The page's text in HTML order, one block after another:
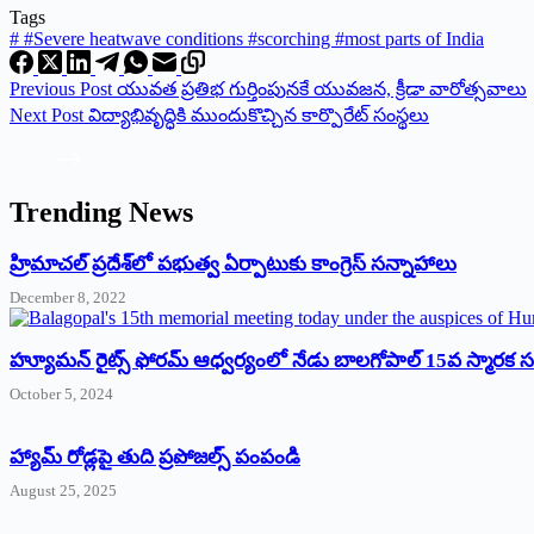
Tags
# #Severe heatwave conditions #scorching #most parts of India
Previous Post యువత ప్రతిభ గుర్తింపునకే యువజన, క్రీడా వారోత్సవాలు
Next Post విద్యాభివృద్ధికి ముందుకొచ్చిన కార్పొరేట్ సంస్థలు
Trending News
‌హ్రిమాచల్‌ ‌ప్రదేశ్‌లో పభుత్వ ఏర్పాటుకు కాంగ్రెస్‌ ‌సన్నాహాలు
December 8, 2022
హ్యూమన్‌ రైట్స్‌ ఫోరమ్‌ ఆధ్వర్యంలో నేడు బాలగోపాల్‌ 15వ స్మారక
October 5, 2024
హ్యామ్‌ రోడ్లపై తుది ప్రపోజల్స్‌ పంపండి
August 25, 2025